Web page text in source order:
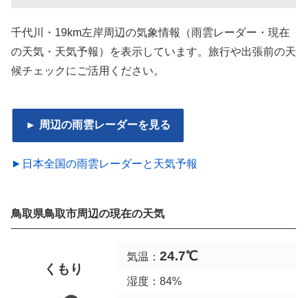
千代川・19km左岸周辺の気象情報（雨雲レーダー・現在
の天気・天気予報）を表示しています。旅行や出張前の天
候チェックにご活用ください。
► 周辺の雨雲レーダーを見る
►日本全国の雨雲レーダーと天気予報
鳥取県鳥取市周辺の現在の天気
くもり
気温： 24.7℃
湿度：84%